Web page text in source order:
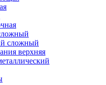
сложный
верхняя